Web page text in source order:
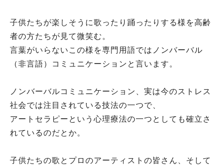
子供たちが楽しそうに歌ったり踊ったりする様を高齢
者の方たちが見て微笑む。
言葉がいらないこの様を専門用語ではノンバーバル
（非言語）コミュニケーションと言います。
ノンバーバルコミュニケーション、実は今のストレス
社会では注目されている技法の一つで、
アートセラピーという心理療法の一つとしても確立さ
れているのだとか。
子供たちの歌とプロのアーティストの皆さん、そして